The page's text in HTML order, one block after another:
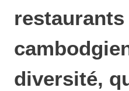
restaurants
diversité,